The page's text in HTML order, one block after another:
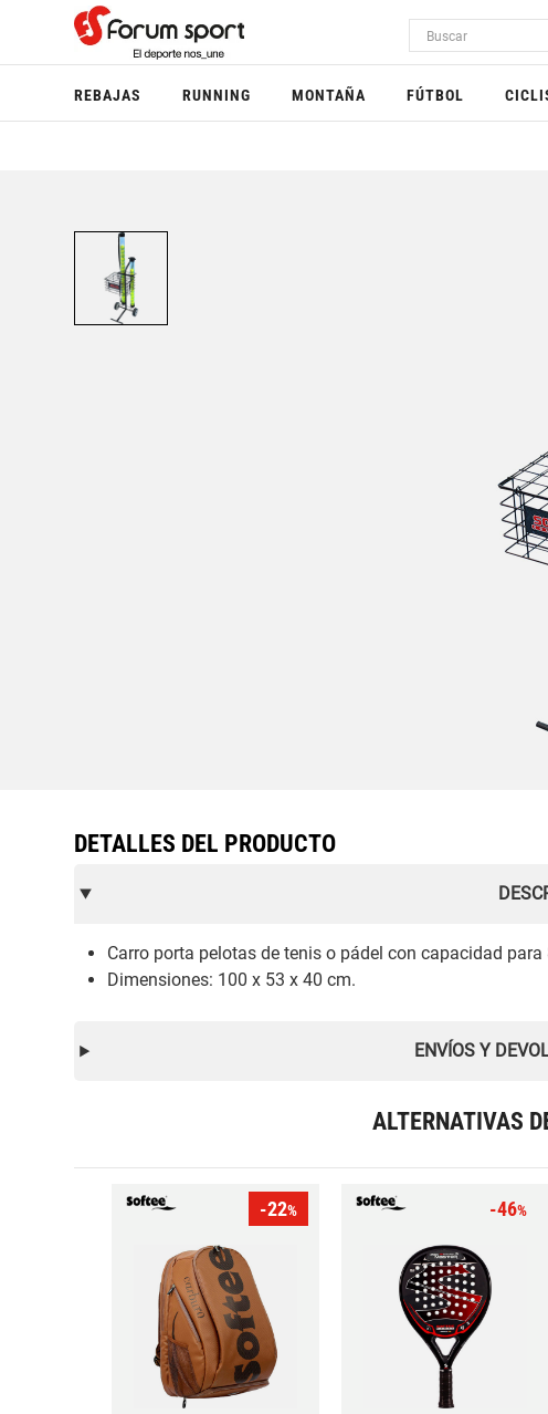
REBAJAS RUNNING MONTAÑA FÚTBOL
DETALLES DEL PRODUCTO
Carro porta pelotas de tenis o pádel con capacidad para
Dimensiones: 100 x 53 x 40 cm.
ENVÍOS Y
ALTERNATIVAS
-22% -46%